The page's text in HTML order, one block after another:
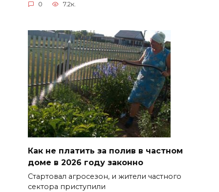
0 7.2к.
Как не платить за полив в частном
доме в 2026 году законно
Стартовал агросезон, и жители частного
сектора приступили